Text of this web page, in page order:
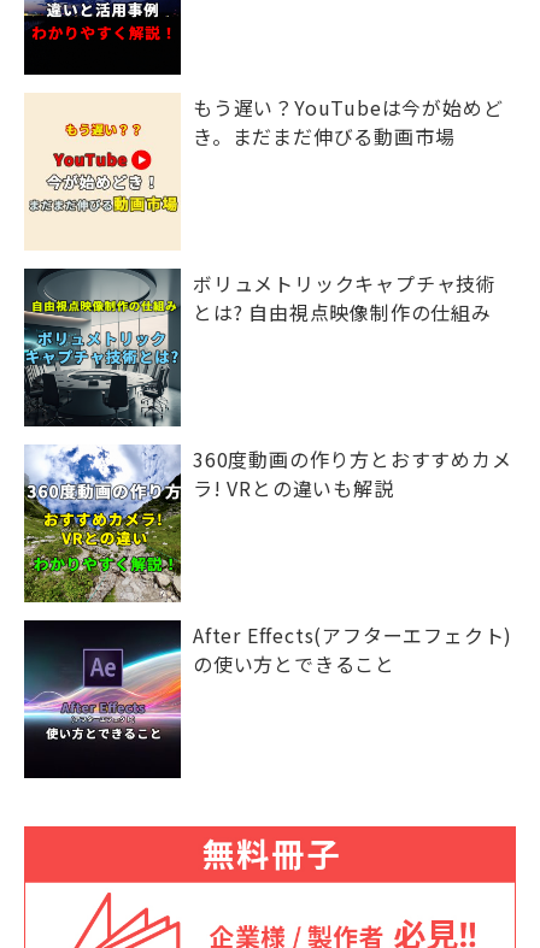
もう遅い？YouTubeは今が始めど
き。まだまだ伸びる動画市場
ボリュメトリックキャプチャ技術
とは? 自由視点映像制作の仕組み
360度動画の作り方とおすすめカメ
ラ! VRとの違いも解説
After Effects(アフターエフェクト)
の使い方とできること
今時の広告映像における制作過程に思うこと。
そしてこれからを考える。
お役立ち情報
VFXとは? CGやSFX技術との違いと活用事例